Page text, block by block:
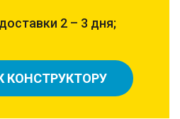
2 – 3 дня;
КОНСТРУКТОРУ